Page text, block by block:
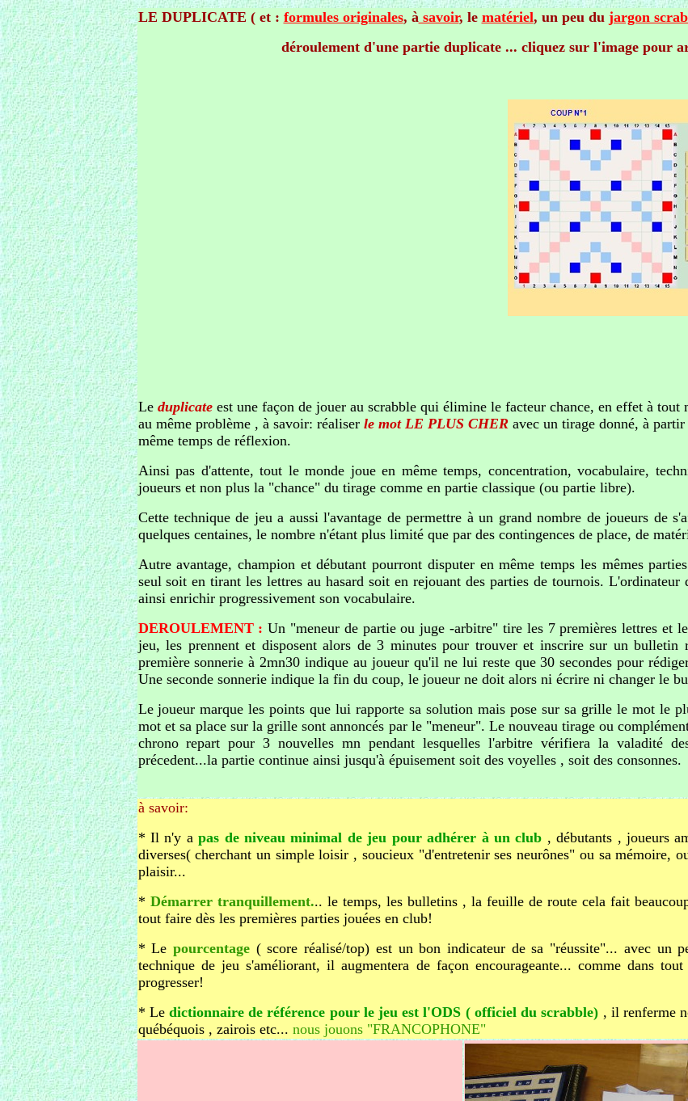
LE DUPLICATE ( et : formules originales, àsavoir, le matériel, un peu du jargon
déroulement d'une partie duplicate ... cliquez sur l'image pour
Le duplicateest une façon de jouer au scrabble qui élimine le facteur chance, en effet à tout
au même problème , à savoir: réaliser le mot LE PLUS CHERavec un tirage donné, à
même temps de réflexion.
Ainsi pas d'attente, tout le monde joue en même temps, concentration, vocabulaire,
joueurs et non plus la "chance" du tirage comme en partie classique (ou partie libre).
Cette technique de jeu a aussi l'avantage de permettre à un grand nombre de joueurs de
quelques centaines, le nombre n'étant plus limité que par des contingences de place, de
Autre avantage, champion et débutant pourront disputer en même temps les mêmes
seul soit en tirant les lettres au hasard soit en rejouant des parties de tournois. L'ordinateur
ainsi enrichir progressivement son vocabulaire.
DEROULEMENT :Un "meneur de partie ou juge -arbitre" tire les 7 premières lettres et
jeu, les prennent et disposent alors de 3 minutes pour trouver et inscrire sur un bulletin
première sonnerie à 2mn30 indique au joueur qu'il ne lui reste que 30 secondes pour
Une seconde sonnerie indique la fin du coup, le joueur ne doit alors ni écrire ni changer le
Le joueur marque les points que lui rapporte sa solution mais pose sur sa grille le mot le
mot et sa place sur la grille sont annoncés par le "meneur". Le nouveau tirage ou
chrono repart pour 3 nouvelles mn pendant lesquelles l'arbitre vérifiera la valadité
précedent...la partie continue ainsi jusqu'à épuisement soit des voyelles , soit des consonnes.
à savoir:
* Il n'y apas de niveau minimal de jeu pour adhérer à un club , débutants , joueurs
diverses( cherchant un simple loisir , soucieux "d'entretenir ses neurônes" ou sa mémoire,
plaisir...
* Démarrer tranquillement... le temps, les bulletins , la feuille de route cela fait
tout faire dès les premières parties jouées en club!
* Le pourcentage ( score réalisé/top) est un bon indicateur de sa "réussite"... avec un
technique de jeu s'améliorant, il augmentera de façon encourageante... comme dans
progresser!
* Le dictionnaire de référence pour le jeu est l'ODS ( officiel du scrabble) , il renferme
québéquois , zairois etc... nous jouons "FRANCOPHONE"